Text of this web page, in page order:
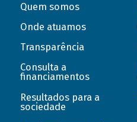
Quem somos
Onde atuamos
Transparência
Consulta a
financiamentos
Resultados para a
sociedade